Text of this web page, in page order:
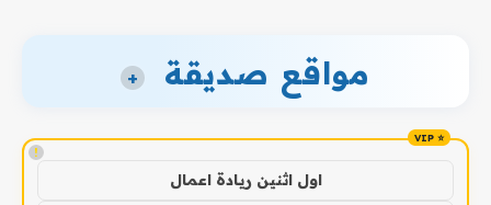
مواقع صديقة +
!
اول اثنين ريادة اعمال